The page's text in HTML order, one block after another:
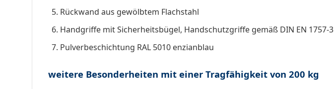
Rückwand aus gewölbtem Flachstahl
Handgriffe mit Sicherheitsbügel, Handschutzgriffe gemäß DIN EN 1757-3
Pulverbeschichtung RAL 5010 enzianblau
weitere Besonderheiten mit einer Tragfähigkeit von 200 kg